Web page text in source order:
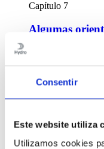
Consentir
Este website utiliza
Utilizamos cookies
Capítulo 7
Algumas